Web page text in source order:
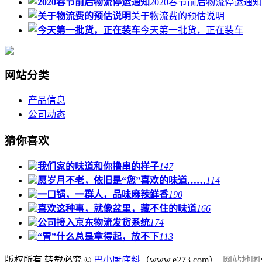
​2020春节前后物流停运通知
关于物流费的预估说明
今天第一批货，正在装车
网站分类
产品信息
公司动态
猜你喜欢
我们家的味道和你撸串的样子147
愿岁月不老，依旧是“您”喜欢的味道……114
一口锅，一群人，品味麻辣鲜香190
喜欢这种事，就像盆里，藏不住的味道166
公司接入京东物流发货系统174
“胃”什么总是拿得起，放不下113
版权所有,转载必究 © 巴小厨底料 （www.e273.com）. 网站地图 :